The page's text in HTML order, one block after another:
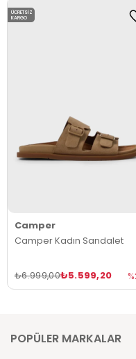
Camper
Camper Kadın Sandalet
₺5.599,20
₺6.999,00
ÜCRETSIZ
KARGO
POPÜLER MARKALAR